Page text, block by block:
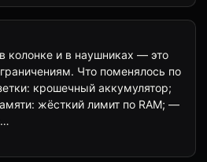
колонке и в наушниках — это
Что поменялось по
крошечный аккумулятор;
жёсткий лимит по RAM; —